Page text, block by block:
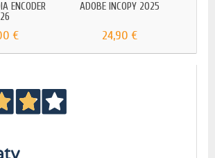
ENCODER
€
ADOBE INCOPY 2025
24,90 €